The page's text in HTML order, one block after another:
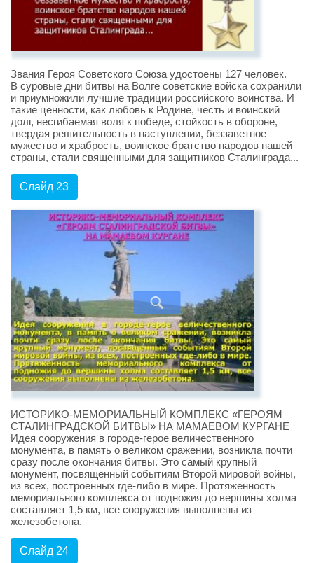
Звания Героя Советского Союза удостоены 127 человек.
В суровые дни битвы на Волге советские войска сохранили
и приумножили лучшие традиции российского воинства. И
такие ценности, как любовь к Родине, честь и воинский
долг, несгибаемая воля к победе, стойкость в обороне,
твердая решительность в наступлении, беззаветное
мужество и храбрость, воинское братство народов нашей
страны, стали священными для защитников Сталинграда...
Слайд 23
ИСТОРИКО-МЕМОРИАЛЬНЫЙ КОМПЛЕКС «ГЕРОЯМ
СТАЛИНГРАДСКОЙ БИТВЫ» НА МАМАЕВОМ КУРГАНЕ
Идея сооружения в городе-герое величественного
монумента, в память о великом сражении, возникла почти
сразу после окончания битвы. Это самый крупный
монумент, посвященный событиям Второй мировой войны,
из всех, построенных где-либо в мире. Протяженность
мемориального комплекса от подножия до вершины холма
составляет 1,5 км, все сооружения выполнены из
железобетона.
Слайд 24